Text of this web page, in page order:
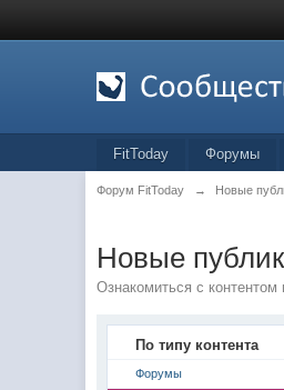
FitToday Форумы
Форум FitToday → Новые
Новые
Ознакомиться с контентом
По типу контента
Форумы